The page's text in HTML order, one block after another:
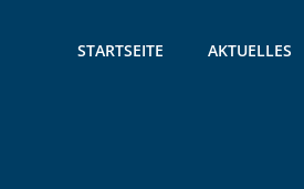
STARTSEITE AKTUELLES